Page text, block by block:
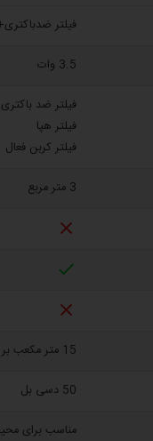
فیلتر
3.5 وات
فیلتر ضد باکتری
فیلتر هپا
فیلتر کربن فعال
3 متر مربع



15 متر مکعب بر ساعت
50 دسی بل
مناسب برای محیط های 2